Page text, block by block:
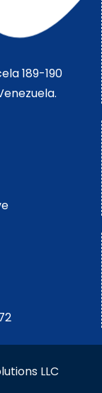
189-190
LLC